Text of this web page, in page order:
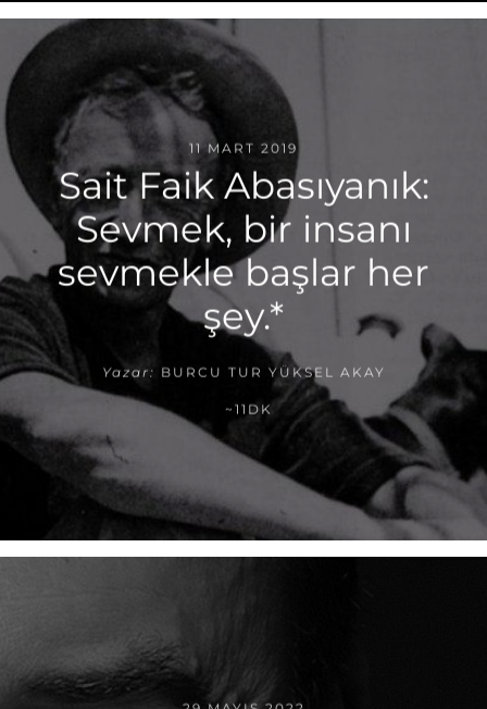
11 MART 2019
Sait Faik Abasıyanık:
Sevmek, bir insanı
sevmekle başlar her
şey.*
Yazar: BURCU TUR YÜKSEL AKAY
~11DK